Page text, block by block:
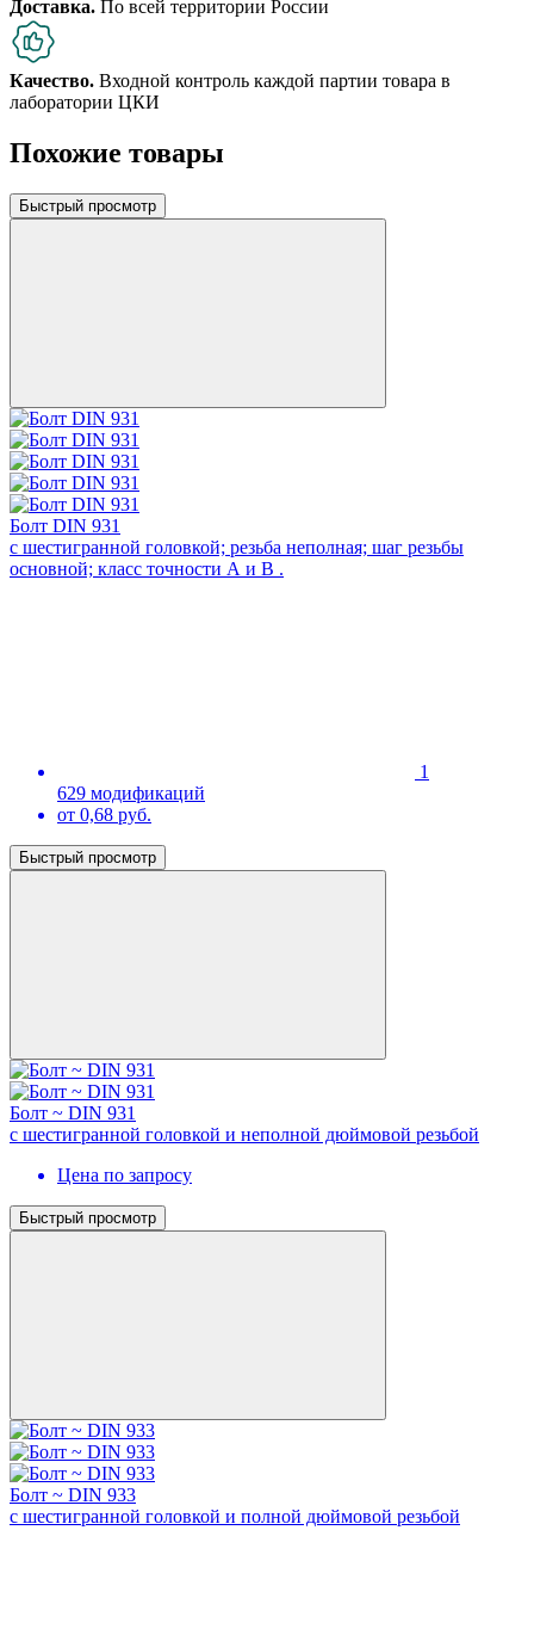
Доставка. По всей территории России
Качество. Входной контроль каждой партии товара в
лаборатории ЦКИ
Похожие товары
Быстрый просмотр
Болт DIN 931
с шестигранной головкой; резьба неполная; шаг резьбы
основной; класс точности А и В .
1
629 модификаций
от 0,68 руб.
Быстрый просмотр
Болт ~ DIN 931
с шестигранной головкой и неполной дюймовой резьбой
Цена по запросу
Быстрый просмотр
Болт ~ DIN 933
с шестигранной головкой и полной дюймовой резьбой